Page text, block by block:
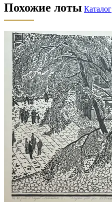
Похожие лоты Каталог